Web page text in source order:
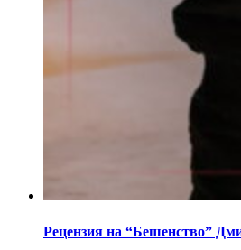
Рецензия на “Бешенство”